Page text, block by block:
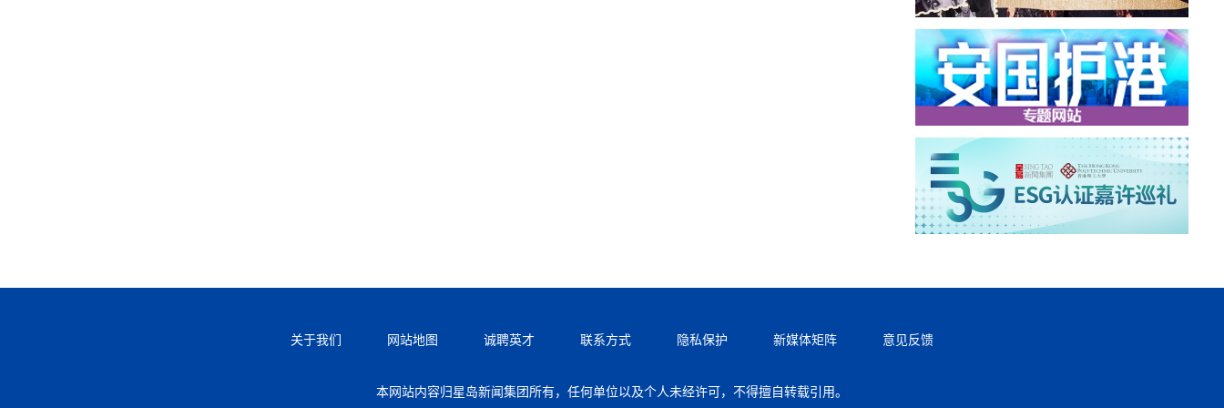
关于我们 网站地图 诚聘英才 联系方式 隐私保护 新媒体矩阵 意见反馈
本网站内容归星岛新闻集团所有，任何单位以及个人未经许可，不得擅自转载引用。